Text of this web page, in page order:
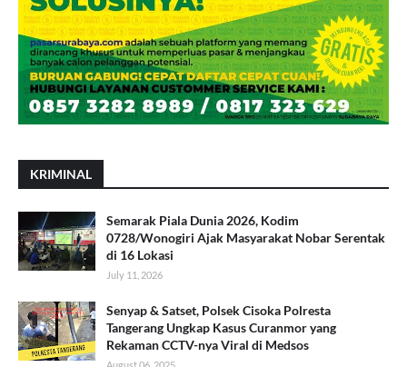
KRIMINAL
Semarak Piala Dunia 2026, Kodim
0728/Wonogiri Ajak Masyarakat Nobar Serentak
di 16 Lokasi
July 11, 2026
Senyap & Satset, Polsek Cisoka Polresta
Tangerang Ungkap Kasus Curanmor yang
Rekaman CCTV-nya Viral di Medsos